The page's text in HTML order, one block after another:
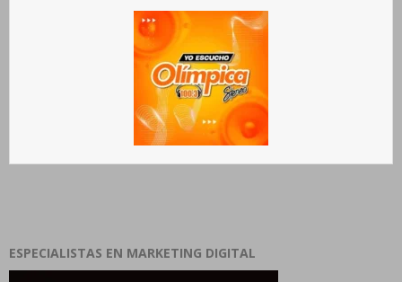
ESPECIALISTAS EN MARKETING DIGITAL